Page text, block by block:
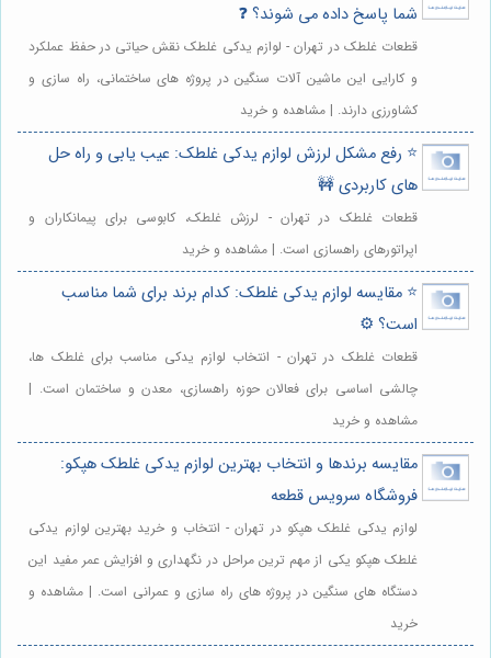
شما پاسخ داده می شوند؟ ❓
قطعات غلطک در تهران - لوازم یدکی غلطک نقش حیاتی در حفظ عملکرد
و کارایی این ماشین آلات سنگین در پروژه های ساختمانی، راه سازی و
کشاورزی دارند. | مشاهده و خرید
⭐️ رفع مشکل لرزش لوازم یدکی غلطک: عیب یابی و راه حل
های کاربردی 🚧
قطعات غلطک در تهران - لرزش غلطک، کابوسی برای پیمانکاران و
اپراتورهای راهسازی است. | مشاهده و خرید
⭐️ مقایسه لوازم یدکی غلطک: کدام برند برای شما مناسب
است؟ ⚙️
قطعات غلطک در تهران - انتخاب لوازم یدکی مناسب برای غلطک ها،
چالشی اساسی برای فعالان حوزه راهسازی، معدن و ساختمان است. |
مشاهده و خرید
مقایسه برندها و انتخاب بهترین لوازم یدکی غلطک هپکو:
فروشگاه سرویس قطعه
لوازم یدکی غلطک هپکو در تهران - انتخاب و خرید بهترین لوازم یدکی
غلطک هپکو یکی از مهم ترین مراحل در نگهداری و افزایش عمر مفید این
دستگاه های سنگین در پروژه های راه سازی و عمرانی است. | مشاهده و
خرید